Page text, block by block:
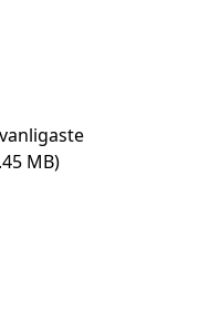
MB)